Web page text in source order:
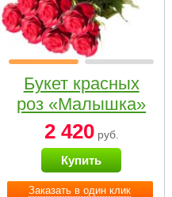
Заказать в один клик
Букет красных
роз «Малышка»
2 420руб.
Купить